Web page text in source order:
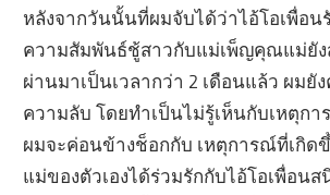
หลังจากวันนั้นที่ผมจับได้ว่าไอ้โอเพื่อน
ความสัมพันธ์ชู้สาวกับแม่เพ็ญคุณแม่ยัง
ผ่านมาเป็นเวลากว่า 2 เดือนแล้ว ผมยัง
ความลับ โดยทำเป็นไม่รู้เห็นกับเหตุก
ผมจะค่อนข้างช็อกกับ เหตุการณ์ที่เกิด
แม่ของตัวเองได้ร่วมรักกับไอ้โอเพื่อน